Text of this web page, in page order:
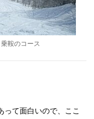
鞍のコース
て面白いので、ここ